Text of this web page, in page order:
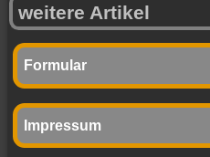
weitere Artikel
Formular
Impressum